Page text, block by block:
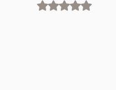
Mit NaN von